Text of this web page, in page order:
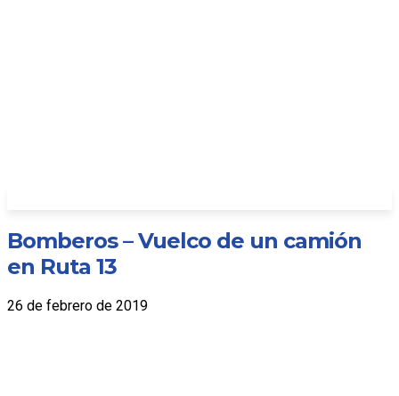
Bomberos – Vuelco de un camión
en Ruta 13
26 de febrero de 2019